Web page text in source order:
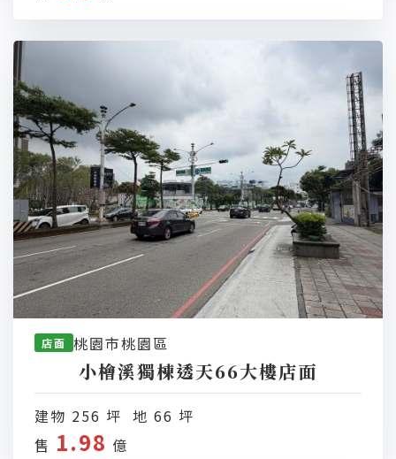
店面 桃園市桃園區
小檜溪獨棟透天66大樓店面
建物 256 坪 地 66 坪
售 1.98 億